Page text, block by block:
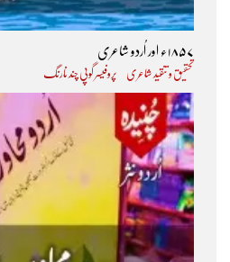
۱۸۵۷ء اور اُردو شاعری
تحقیق و تنقید شاعری پروفیسر گوپی چند نارنگ